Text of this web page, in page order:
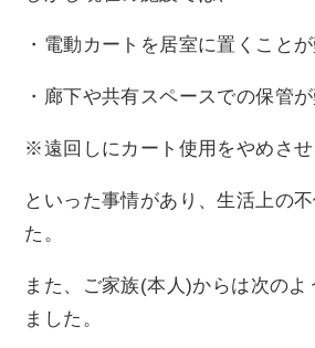
・電動カートを居室に置くこと
・廊下や共有スペースでの保管
※遠回しにカート使用をやめさ
といった事情があり、生活上の
た。
また、ご家族(本人)からは次のよ
ました。